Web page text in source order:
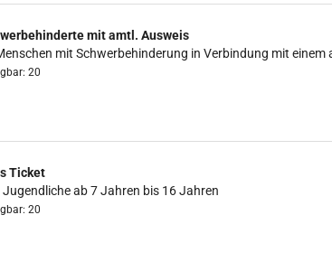
mit amtl. Ausweis
mit Schwerbehinderung in Verbindung mit einem
20
Ticket
Jugendliche ab 7 Jahren bis 16 Jahren
20